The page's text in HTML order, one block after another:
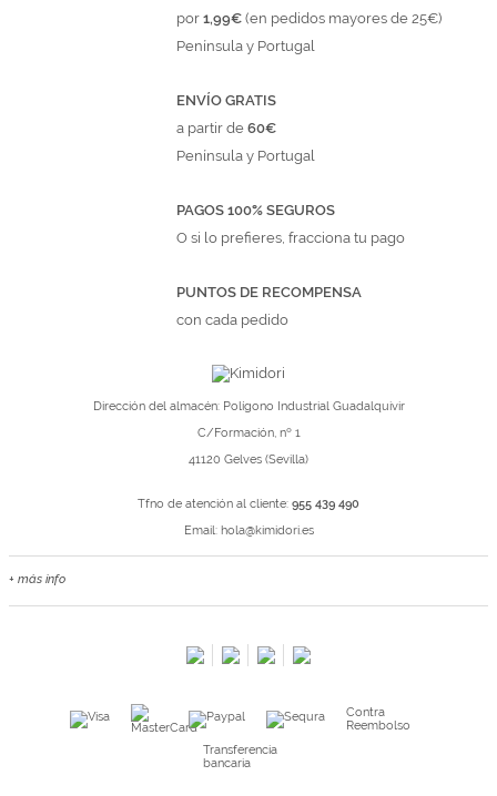
por1,99€(en pedidos mayores de 25€)
Península y Portugal
ENVÍO GRATIS
a partir de60€
Península y Portugal
PAGOS 100% SEGUROS
O si lo prefieres, fracciona tu pago
PUNTOS DE RECOMPENSA
con cada pedido
Dirección del almacén: Polígono Industrial Guadalquivir
C/Formación, nº 1
41120 Gelves (Sevilla)
Tfno de atención al cliente: 955 439 490
Email: hola@kimidori.es
+ más info
Kimidori PRINT, nuestro servicio de impresión de fotos
Contra
Reembolso
Transferencia
bancaria